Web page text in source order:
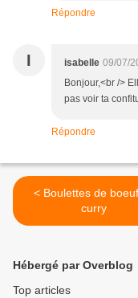
Répondre
I isabelle 09/07/
Bonjour,<br />
pas voir ta
Répondre
< Boulettes de boeuf au
curry
Hébergé par Overblog
Top articles